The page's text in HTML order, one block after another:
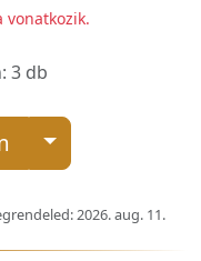
vonatkozik.
3 db
2026. aug. 11.